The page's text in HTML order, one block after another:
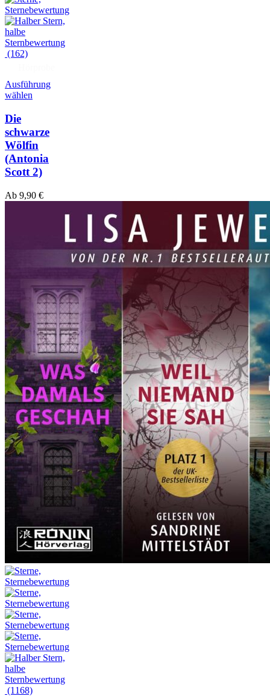
(162)
Ausführung
wählen
Die
schwarze
Wölfin
(Antonia
Scott 2)
Ab 9,90 €
(1168)